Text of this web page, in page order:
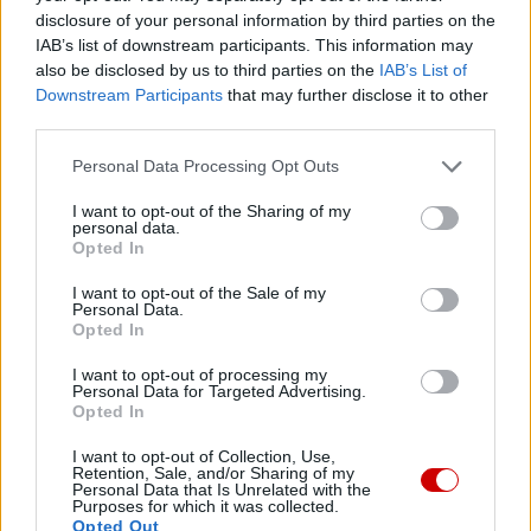
disclosure of your personal information by third parties on the
IAB’s list of downstream participants. This information may
also be disclosed by us to third parties on the IAB’s List of
Downstream Participants that may further disclose it to other
Personal Data Processing Opt Outs
I want to opt-out of the Sharing of my
personal data.
Opted In
I want to opt-out of the Sale of my
Personal Data.
Opted In
I want to opt-out of processing my
Personal Data for Targeted Advertising.
Opted In
I want to opt-out of Collection, Use,
Retention, Sale, and/or Sharing of my
Personal Data that Is Unrelated with the
Purposes for which it was collected.
Opted Out
dziedzinie ekumenizmu.
Nasza wspólna droga może i musi być rozumiana
również w szerokim sensie, obejmującym wszystkich, w
powyżej. Dzisiaj jest czas prowadzenia dialogu i
budowania mostów. Dlatego cieszę się i jestem
wdzięczny za obecność przedstawicieli innych tradycji
woli, która jest zawsze i wyłącznie pragnieniem miłości i
życia dla mężczyzn i kobiet oraz dla wszystkich stworzeń.
Byliście świadkami znacznych wysiłków papieża
Franciszka na rzecz dialogu międzyreligijnego. Poprzez
swoje słowa i działania otworzył on nowe perspektywy
spotkania, aby promować „kulturę dialogu jako drogę;
wzajemną współpracę jako kodeks postępowania;